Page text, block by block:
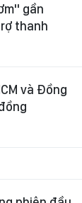
gần
thanh
và Đồng